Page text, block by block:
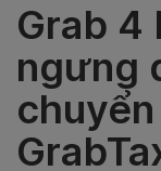
Grab 4
ngưng